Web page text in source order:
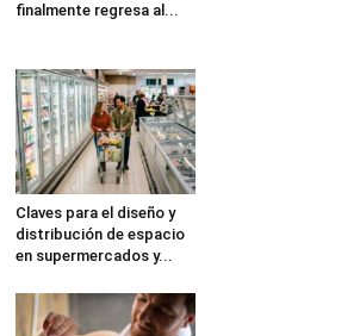
finalmente regresa al...
Claves para el diseño y
distribución de espacio
en supermercados y...